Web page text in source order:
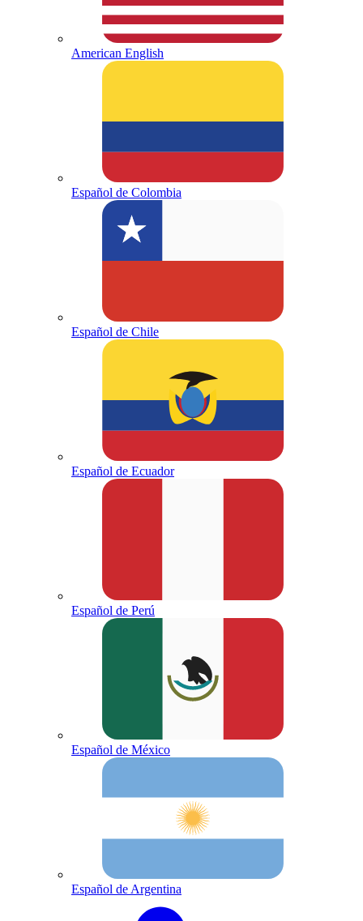
American English
Español de Colombia
Español de Chile
Español de Ecuador
Español de Perú
Español de México
Español de Argentina